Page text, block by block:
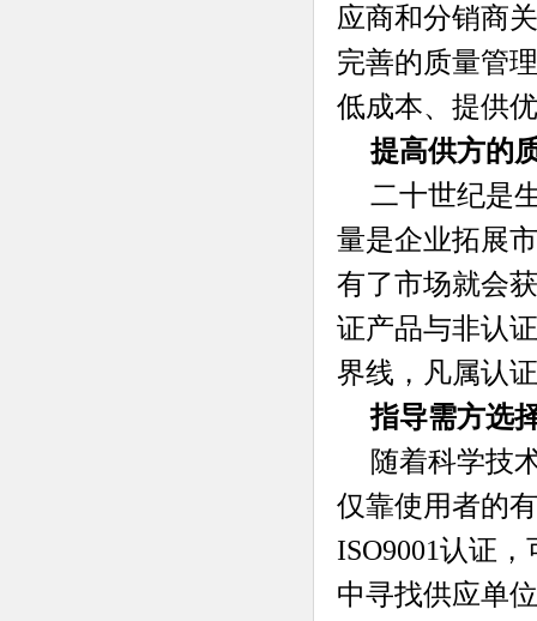
应商和分销商
完善的质量管
低成本、提供
提高供方的
二十世纪是
量是企业拓展
有了市场就会
证产品与非认
界线，凡属认
指导需方选
随着科学技
仅靠使用者的
ISO9001认证
中寻找供应单